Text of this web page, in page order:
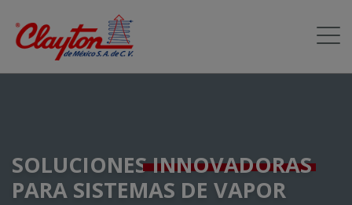
SOLUCIONESINNOVADORAS
PARA SISTEMAS DE VAPOR